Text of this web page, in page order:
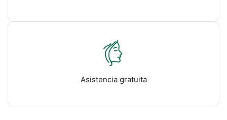
Asistencia gratuita